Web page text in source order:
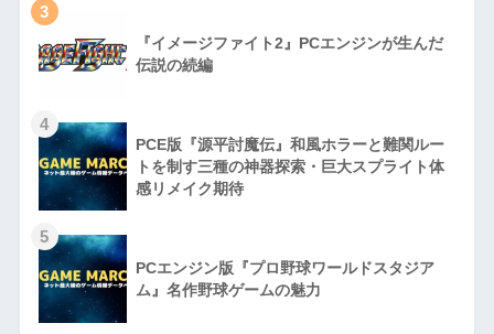
3
『イメージファイト2』PCエンジンが生んだ
伝説の続編
4
PCE版『源平討魔伝』和風ホラーと難関ルー
トを制す三種の神器探索・巨大スプライト体
感リメイク期待
5
PCエンジン版『プロ野球ワールドスタジア
ム』名作野球ゲームの魅力